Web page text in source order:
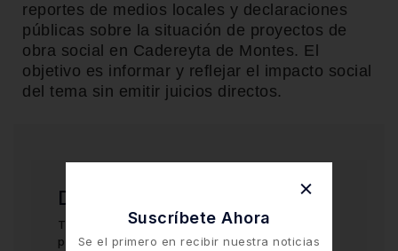
reportes de medios locales y declaraciones
públicas sobre la situación de proyectos de
obra social en Cadereyta de Montes. El
objetivo es informar y reflejar el impacto social
del tema sin emitir juicios directos.
Deja una respuesta
Tu dirección de correo electrónico no será
publicada. Los campos obligatorios están
Suscríbete Ahora
Se el primero en recibir nuestra noticias